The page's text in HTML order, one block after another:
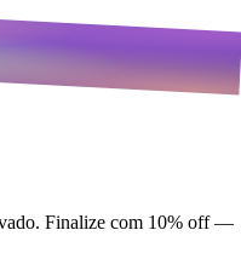
Finalize com 10% off —